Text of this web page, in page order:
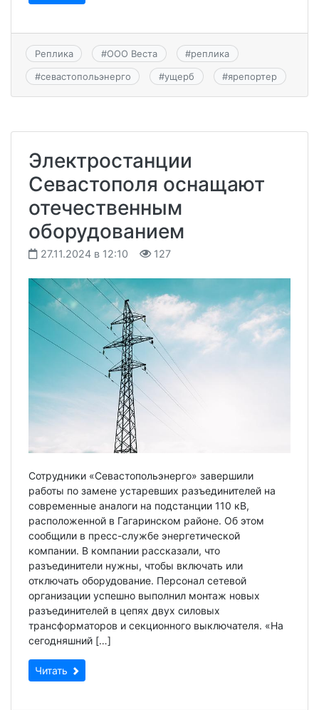
Реплика #ООО Веста #реплика
#севастопольэнерго #ущерб #ярепортер
Электростанции
Севастополя оснащают
отечественным
оборудованием
27.11.2024 в 12:10 127
Сотрудники «Севастопольэнерго» завершили
работы по замене устаревших разъединителей на
современные аналоги на подстанции 110 кВ,
расположенной в Гагаринском районе. Об этом
сообщили в пресс-службе энергетической
компании. В компании рассказали, что
разъединители нужны, чтобы включать или
отключать оборудование. Персонал сетевой
организации успешно выполнил монтаж новых
разъединителей в цепях двух силовых
трансформаторов и секционного выключателя. «На
сегодняшний […]
Читать